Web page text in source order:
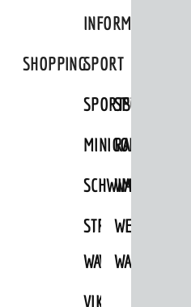
INFORMATION
SHOPPINGSPORT
SPORTSTÄTTEN
MINIGOLFRADFAHREN
SCHWIMMEN
STRANDBAD
WAIDSEE
TSG
VIKTOR-
WANDERN
WEINHEIMER